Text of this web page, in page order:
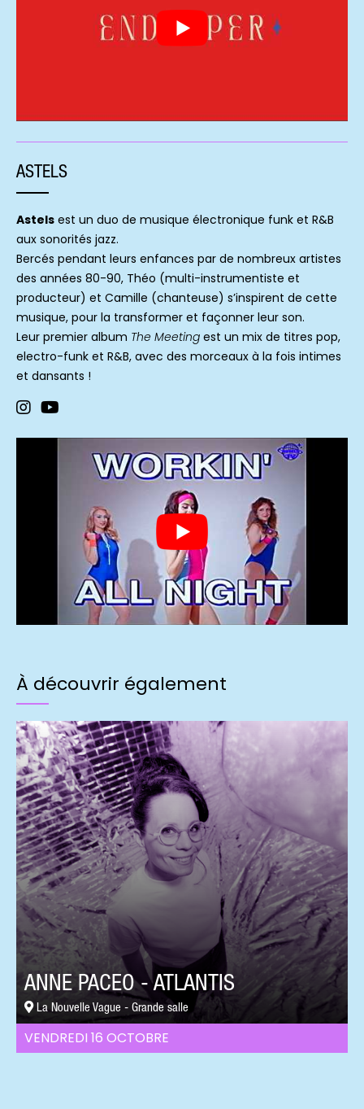
ASTELS
Astels est un duo de musique électronique funk et R&B
aux sonorités jazz.
Bercés pendant leurs enfances par de nombreux artistes
des années 80-90, Théo (multi-instrumentiste et
producteur) et Camille (chanteuse) s’inspirent de cette
musique, pour la transformer et façonner leur son.
Leur premier album The Meeting est un mix de titres pop,
electro-funk et R&B, avec des morceaux à la fois intimes
et dansants !
À découvrir également
VENDREDI 16 OCTOBRE
ANNE PACEO - ATLANTIS
La Nouvelle Vague - Grande salle